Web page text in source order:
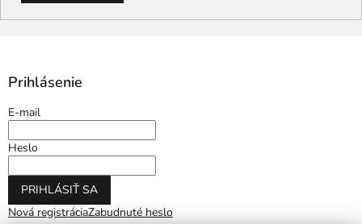
Prihlásenie
E-mail
Heslo
PRIHLÁSIŤ SA
Nová registráciaZabudnuté heslo